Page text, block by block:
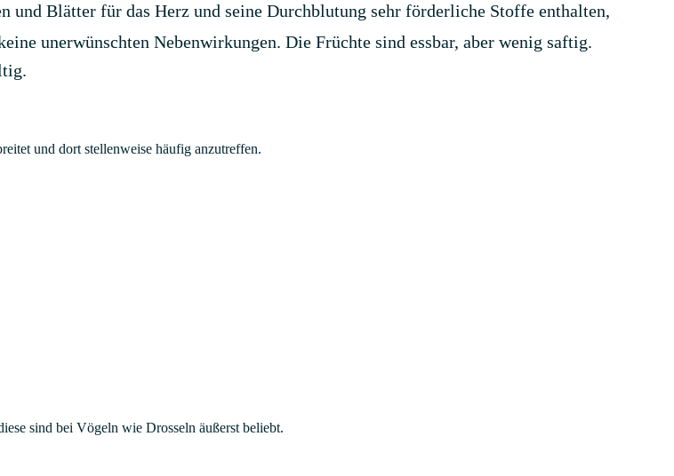
und Blätter für das Herz und seine Durchblutung sehr förderliche Stoffe enthalten,
unerwünschten Nebenwirkungen. Die Früchte sind essbar, aber wenig saftig.
und dort stellenweise häufig anzutreffen.
sind bei Vögeln wie Drosseln äußerst beliebt.